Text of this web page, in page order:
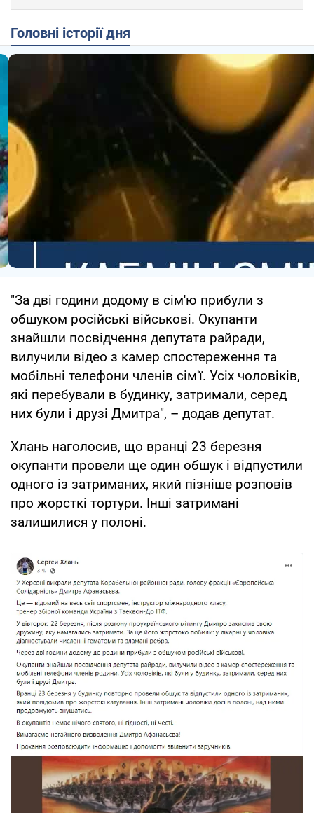
Головні історії дня
"За дві години додому в сім'ю прибули з
обшуком російські військові. Окупанти
знайшли посвідчення депутата райради,
вилучили відео з камер спостереження та
мобільні телефони членів сім'ї. Усіх чоловіків,
які перебували в будинку, затримали, серед
них були і друзі Дмитра", – додав депутат.
Хлань наголосив, що вранці 23 березня
окупанти провели ще один обшук і відпустили
одного із затриманих, який пізніше розповів
про жорсткі тортури. Інші затримані
залишилися у полоні.